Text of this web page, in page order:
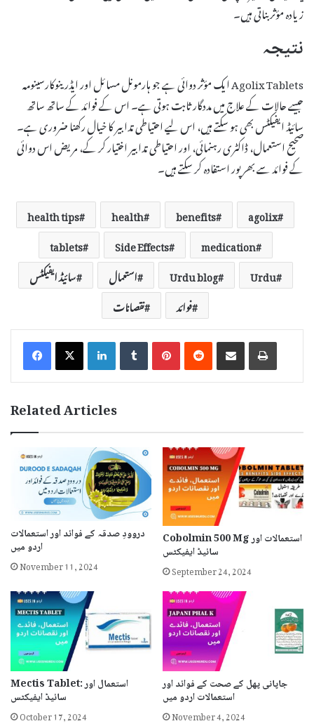
زیادہ مؤثر بناتی ہیں۔
نتیجہ
Agolix Tablets ایک مؤثر دوائی ہے جو ہارمونل مسائل اور ایڈرینوکارسینومہ
جیسے حالات کے علاج میں مددگار ثابت ہوتی ہے۔ اس کے فوائد کے ساتھ ساتھ
سائیڈ ایفیکٹس بھی ہو سکتے ہیں، اس لیے احتیاطی تدابیر کا خیال رکھنا ضروری ہے۔
صحیح استعمال، ڈاکٹری رہنمائی، اور احتیاطی تدابیر اختیار کر کے، مریض اس دوائی
کے فوائد سے بھرپور استفادہ کر سکتے ہیں۔
agolix
benefits
health
health tips
medication
Side Effects
tablets
Urdu
Urdu blog استعمال
سائیڈ ایفیکٹس
فوائد
نقصانات
LinkedInTumblrPinterestReddit Share via Email Print
Related Articles
دروودِ صدقہ کے فوائد اور استعمالات
اردو میں
November 11, 2024
Cobolmin 500 Mg استعمالات اور
سائیڈ ایفیکٹس
September 24, 2024
Mectis Tablet: استعمال اور
سائیڈ ایفیکٹس
October 17, 2024
جاپانی پھل کے صحت کے فوائد اور
استعمالات اردو میں
November 4, 2024